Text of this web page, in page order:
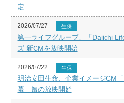
定
2026/07/27 生保
第一ライフグループ、「Daiichi
ズ 新CMを放映開始
2026/07/22 生保
明治安田生命、企業イメージCM
幕」篇の放映開始